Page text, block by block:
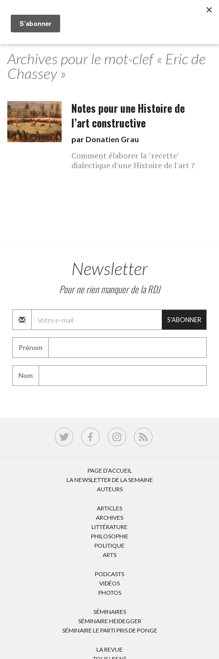
Archives pour le mot-clef « Eric de
Chassey »
Notes pour une Histoire de
l’art constructive
par Donatien Grau
Comment élaborer la "recette"
dialectique d'une Histoire de l'art ?
Newsletter
Pour ne rien manquer de la RDJ
S'ABONNER
Prénom
Nom
PAGE D’ACCUEIL
LA NEWSLETTER DE LA SEMAINE
AUTEURS
ARTICLES
ARCHIVES
LITTÉRATURE
PHILOSOPHIE
POLITIQUE
ARTS
PODCASTS
VIDÉOS
PHOTOS
SÉMINAIRES
SÉMINAIRE HEIDEGGER
SÉMINAIRE LE PARTI PRIS DE PONGE
LA REVUE